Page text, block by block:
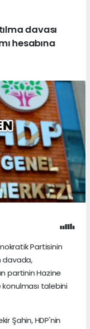
davası
hesabına
Partisinin
davada,
partinin Hazine
konulması talebini
Şahin, HDP'nin